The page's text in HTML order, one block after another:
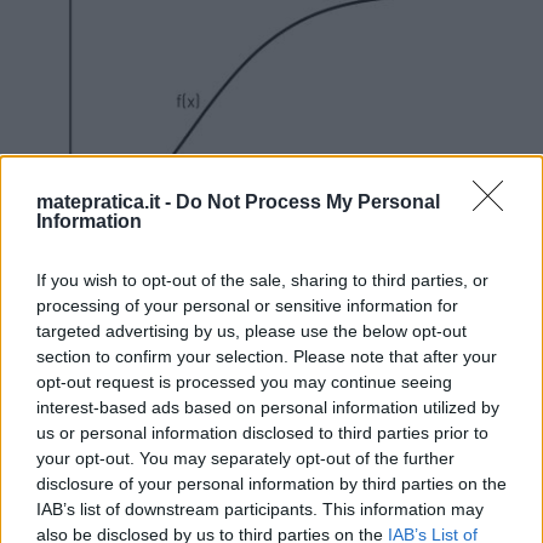
matepratica.it - Do Not Process My Personal
Information
If you wish to opt-out of the sale, sharing to third parties, or
processing of your personal or sensitive information for
targeted advertising by us, please use the below opt-out
section to confirm your selection. Please note that after your
opt-out request is processed you may continue seeing
interest-based ads based on personal information utilized by
us or personal information disclosed to third parties prior to
your opt-out. You may separately opt-out of the further
disclosure of your personal information by third parties on the
IAB’s list of downstream participants. This information may
also be disclosed by us to third parties on the IAB’s List of
1-Esaminando il segno di \(f’’(x)\) si osserva che in un
intorno sinistro di 2, \(f’’(x) > 0\), quindi \(f’(x)\) è
crescente per \(0 < x < 2\). Viceversa per \(x > 2\) si
ha \(f’’(x) < 0\) e di conseguenza \(f(x)\) è decrescente
per quei valori \(x = 2\) è quindi un massimo di \